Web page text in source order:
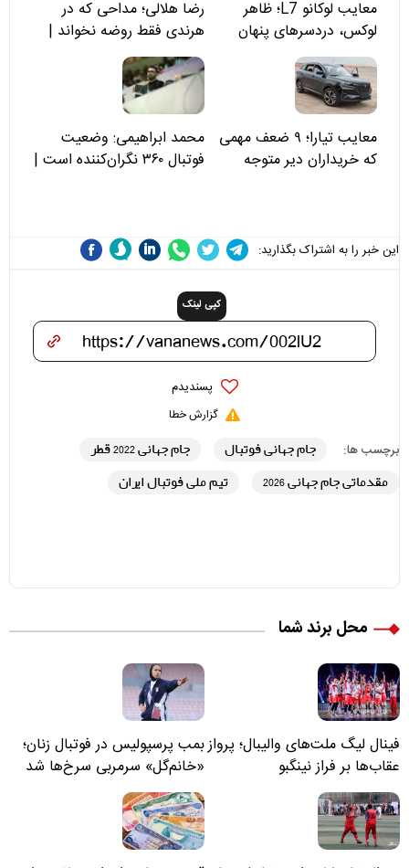
معایب لوکانو L7؛ ظاهر
لوکس، دردسرهای پنهان
رضا هلالی؛ مداحی که در
هرندی فقط روضه نخواند |
مسئولان «تکیه‌گاه آقا مرتضی
علی(ع)» را جدی‌تر ببینند
معایب تیارا؛ ۹ ضعف مهمی
که خریداران دیر متوجه
محمد ابراهیمی: وضعیت
فوتبال ۳۶۰ نگران‌کننده است |
این خبر را به اشتراک بگذارید:
کپی لینک
پسندیدم
گزارش خطا
برچسب ها: جام جهانی فوتبال
جام جهانی 2022 قطر
مقدماتی جام جهانی 2026
تیم ملی فوتبال ایران
محل برند شما
فینال لیگ ملت‌های والیبال؛ پرواز
عقاب‌ها بر فراز نینگبو
بمب پرسپولیس در فوتبال زنان؛
«خانم‌گل» سرمربی سرخ‌ها شد